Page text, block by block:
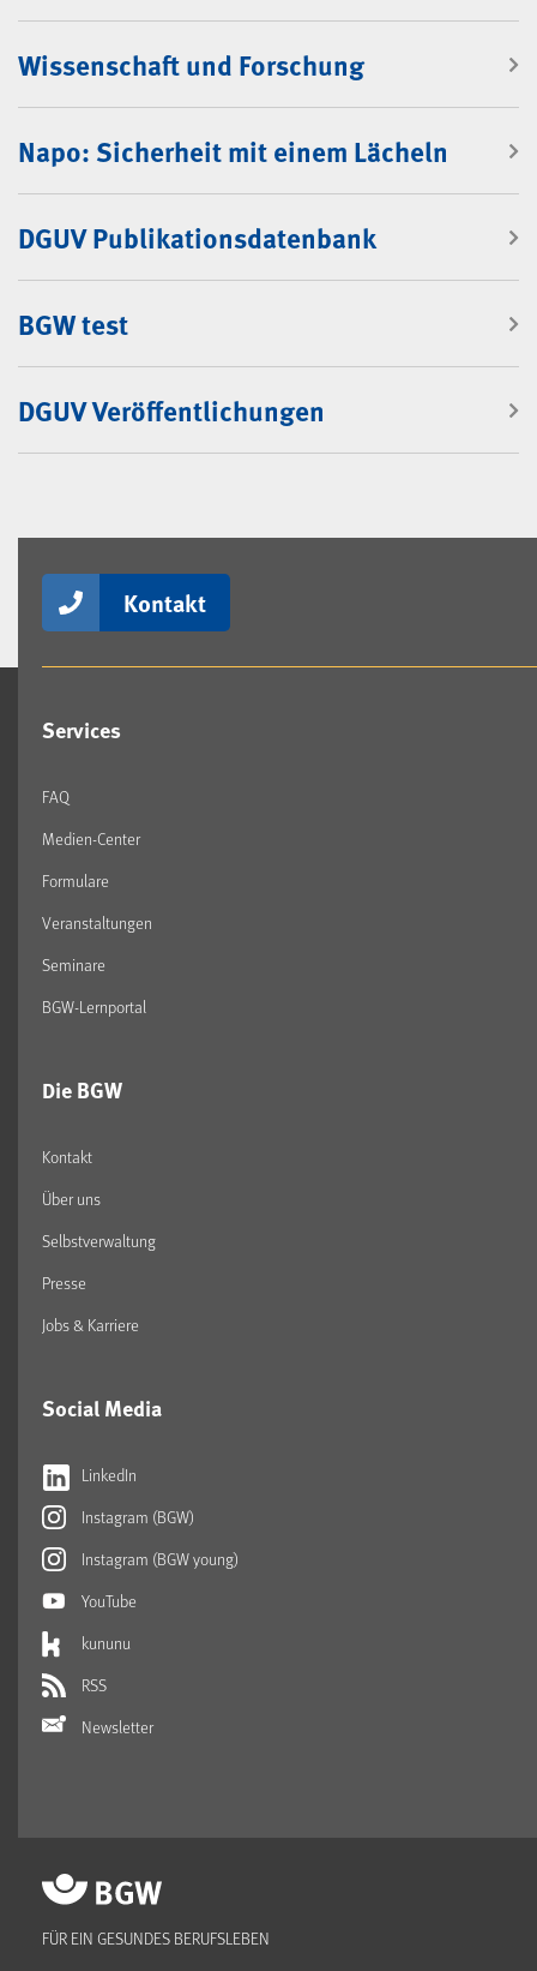
Wissenschaft und Forschung
Napo: Sicherheit mit einem Lächeln
DGUV Publikationsdatenbank
BGW test
DGUV Veröffentlichungen
Kontakt
Services
FAQ
Medien-Center
Formulare
Veranstaltungen
Seminare
BGW-Lernportal
Die BGW
Kontakt
Über uns
Selbstverwaltung
Presse
Jobs & Karriere
Social Media
LinkedIn
Instagram (BGW)
Instagram (BGW young)
YouTube
kununu
RSS
Newsletter
FÜR EIN GESUNDES BERUFSLEBEN